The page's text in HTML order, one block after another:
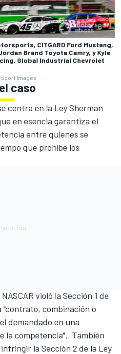
CITGARD Ford Mustang,
Brand Toyota Camry, y Kyle
Global Industrial Chevrolet
Images
caso
centra en la Ley Sherman
en esencia garantiza el
entre quienes se
que prohíbe los
violó la Sección 1 de
"contrato, combinación o
demandado en una
la competencia". También
la Sección 2 de la Ley